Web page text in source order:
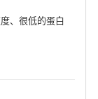
、很低的蛋白